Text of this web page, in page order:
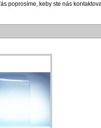
poprosíme, keby ste nás